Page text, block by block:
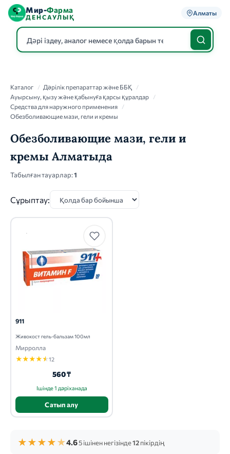
Мир-Фарма
ДЕНСАУЛЫҚ
Алматы
Каталог / Дәрілік препараттар және ББҚ
/
Ауырсыну, қызу және қабынуға қарсы құралдар
/
Средства для наружного применения
/
Обезболивающие мази, гели и кремы
Обезболивающие мази, гели и
кремы Алматыда
Табылған тауарлар:1
Сұрыптау:
911
Живокост гель-бальзам 100мл
Мирролла
★★★★★12
560 ₸
Ішінде 1 дәріханада
Сатып алу
★★★★★4.65 ішінен негізінде12пікірдің